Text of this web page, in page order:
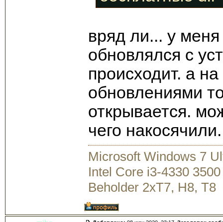
вряд ли... у
обновлялся с
происходит. а
обновлениями
открывается.
чего накосячили.
Microsoft Windows 7
Intel Core i3-4330
Beholder 2xT7, H8, T8